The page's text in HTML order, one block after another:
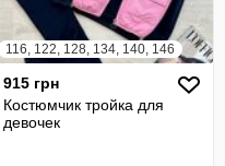
116, 122, 128, 134, 140, 146
915 грн
Костюмчик тройка для
девочек